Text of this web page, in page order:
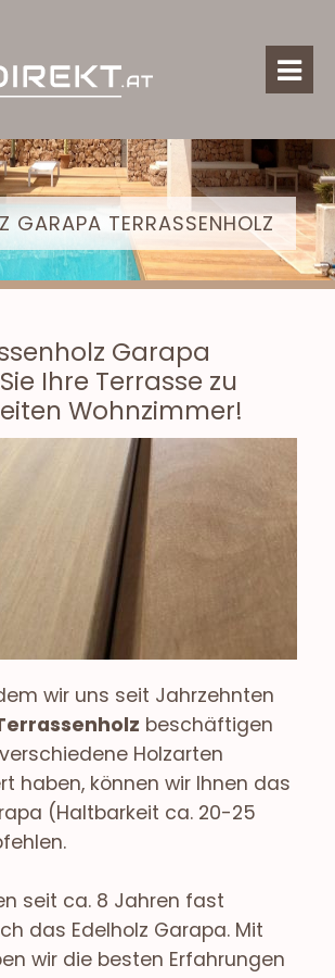
GARAPA TERRASSENHOLZ
Garapa
Ihre Terrasse zu
Wohnzimmer!
wir uns seit Jahrzehnten
beschäftigen
Holzarten
haben, können wir Ihnen das
(Haltbarkeit ca. 20-25
seit ca. 8 Jahren fast
das Edelholz Garapa. Mit
wir die besten Erfahrungen